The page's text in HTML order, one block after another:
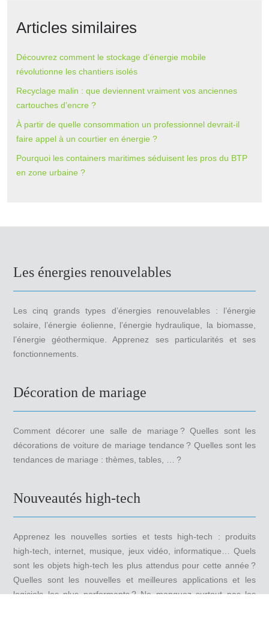
Articles similaires
Découvrez comment le stockage d’énergie mobile
révolutionne les chantiers isolés
Recyclage malin : que deviennent vraiment vos anciennes
cartouches d’encre ?
À partir de quelle consommation un professionnel devrait-il
faire appel à un courtier en énergie ?
Pourquoi les containers maritimes séduisent les pros du BTP
en zone urbaine ?
Les énergies renouvelables
Les cinq grands types d’énergies renouvelables : l’énergie
solaire, l’énergie éolienne, l’énergie hydraulique, la biomasse,
l’énergie géothermique. Apprenez ses particularités et ses
fonctionnements.
Décoration de mariage
Comment décorer une salle de mariage ? Quelles sont les
décorations de voiture de mariage tendance ? Quelles sont les
tendances de mariage : thèmes, tables, … ?
Nouveautés high-tech
Apprenez les nouvelles sorties et tests high-tech : produits
high-tech, internet, musique, jeux vidéo, informatique… Quels
sont les objets high-tech les plus attendus pour cette année ?
Quelles sont les nouvelles et meilleures applications et les
logiciels les plus performants ? Ne manquez surtout pas les